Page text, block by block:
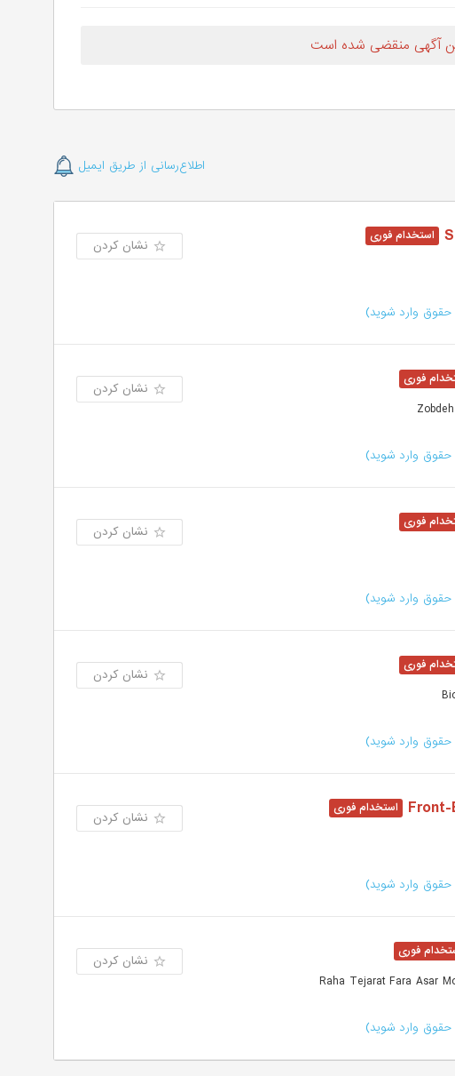
آگهی منقضی شده است
اطلاع‌رسانی از طریق ایمیل
وارد شوید)
نشان کردن
وارد شوید)
نشان کردن
وارد شوید)
نشان کردن
وارد شوید)
نشان کردن
وارد شوید)
نشان کردن
وارد شوید)
نشان کردن